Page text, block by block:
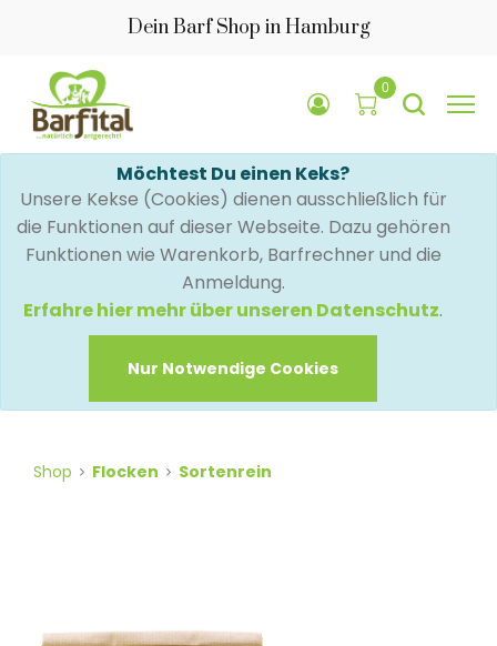
Dein Barf Shop in Hamburg
0
Möchtest Du einen Keks?
Unsere Kekse (Cookies) dienen ausschließlich für
die Funktionen auf dieser Webseite. Dazu gehören
Funktionen wie Warenkorb, Barfrechner und die
Anmeldung.
Erfahre hier mehr über unseren Datenschutz.
Nur Notwendige Cookies
Shop Flocken Sortenrein